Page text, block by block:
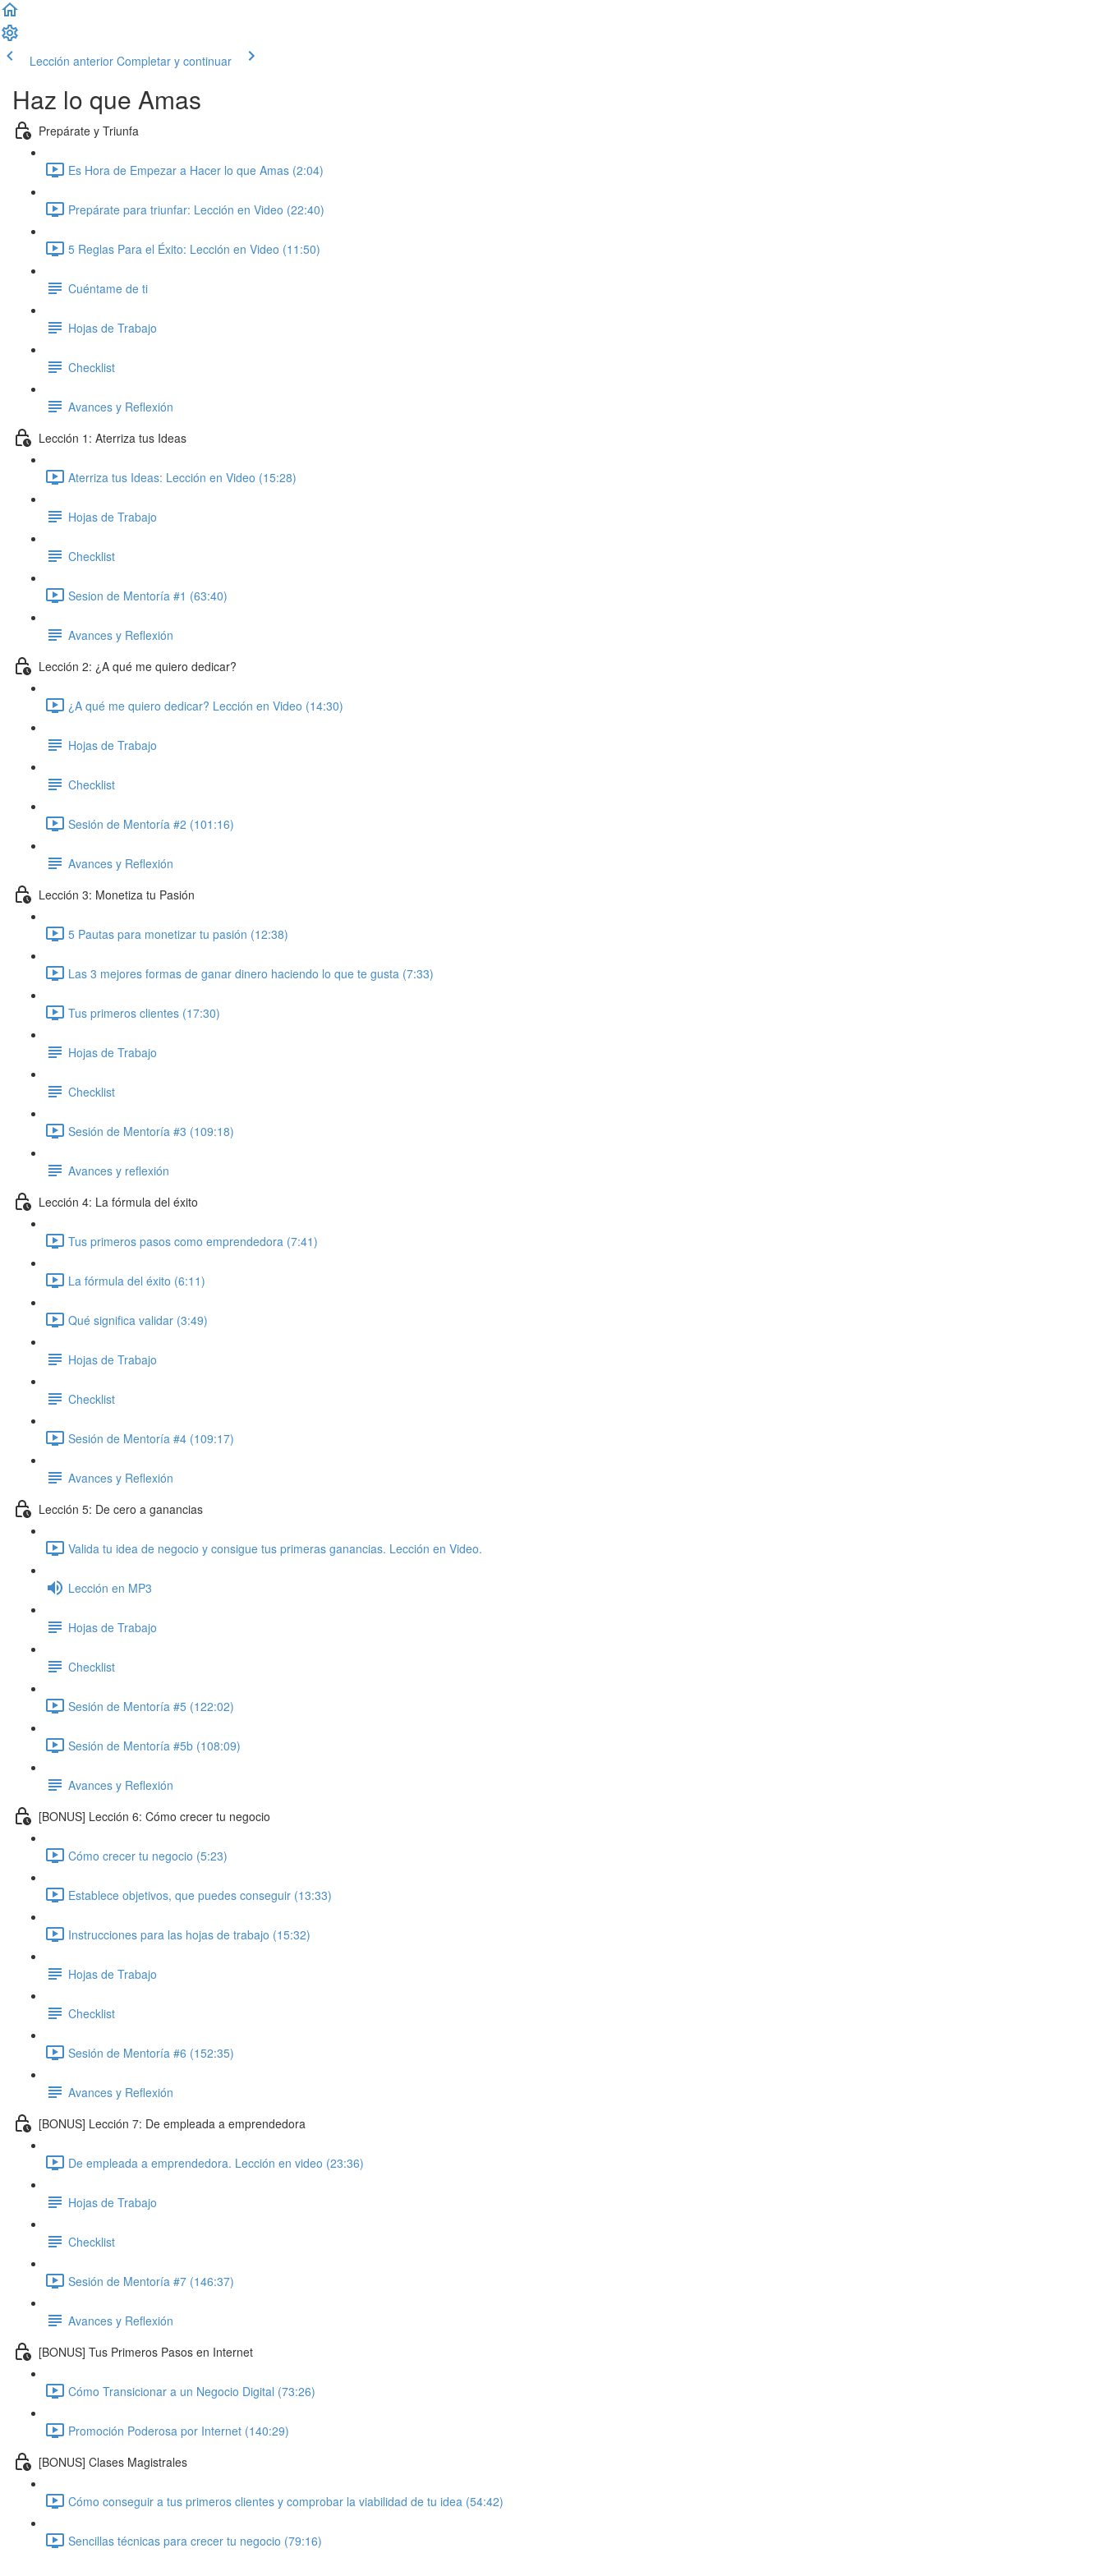
Lección anterior Completar y continuar
Haz lo que Amas
Prepárate y Triunfa
Es Hora de Empezar a Hacer lo que Amas (2:04)
Prepárate para triunfar: Lección en Video (22:40)
5 Reglas Para el Éxito: Lección en Video (11:50)
Cuéntame de ti
Hojas de Trabajo
Checklist
Avances y Reflexión
Lección 1: Aterriza tus Ideas
Aterriza tus Ideas: Lección en Video (15:28)
Hojas de Trabajo
Checklist
Sesion de Mentoría #1 (63:40)
Avances y Reflexión
Lección 2: ¿A qué me quiero dedicar?
¿A qué me quiero dedicar? Lección en Video (14:30)
Hojas de Trabajo
Checklist
Sesión de Mentoría #2 (101:16)
Avances y Reflexión
Lección 3: Monetiza tu Pasión
5 Pautas para monetizar tu pasión (12:38)
Las 3 mejores formas de ganar dinero haciendo lo que te gusta (7:33)
Tus primeros clientes (17:30)
Hojas de Trabajo
Checklist
Sesión de Mentoría #3 (109:18)
Avances y reflexión
Lección 4: La fórmula del éxito
Tus primeros pasos como emprendedora (7:41)
La fórmula del éxito (6:11)
Qué significa validar (3:49)
Hojas de Trabajo
Checklist
Sesión de Mentoría #4 (109:17)
Avances y Reflexión
Lección 5: De cero a ganancias
Valida tu idea de negocio y consigue tus primeras ganancias. Lección en Video.
Lección en MP3
Hojas de Trabajo
Checklist
Sesión de Mentoría #5 (122:02)
Sesión de Mentoría #5b (108:09)
Avances y Reflexión
[BONUS] Lección 6: Cómo crecer tu negocio
Cómo crecer tu negocio (5:23)
Establece objetivos, que puedes conseguir (13:33)
Instrucciones para las hojas de trabajo (15:32)
Hojas de Trabajo
Checklist
Sesión de Mentoría #6 (152:35)
Avances y Reflexión
[BONUS] Lección 7: De empleada a emprendedora
De empleada a emprendedora. Lección en video (23:36)
Hojas de Trabajo
Checklist
Sesión de Mentoría #7 (146:37)
Avances y Reflexión
[BONUS] Tus Primeros Pasos en Internet
Cómo Transicionar a un Negocio Digital (73:26)
Promoción Poderosa por Internet (140:29)
[BONUS] Clases Magistrales
Cómo conseguir a tus primeros clientes y comprobar la viabilidad de tu idea (54:42)
Sencillas técnicas para crecer tu negocio (79:16)